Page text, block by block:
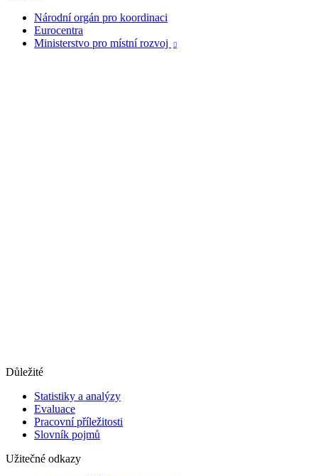
Národní orgán pro koordinaci
Eurocentra
Ministerstvo pro místní rozvoj

Důležité
Statistiky a analýzy
Evaluace
Pracovní příležitosti
Slovník pojmů
Užitečné odkazy